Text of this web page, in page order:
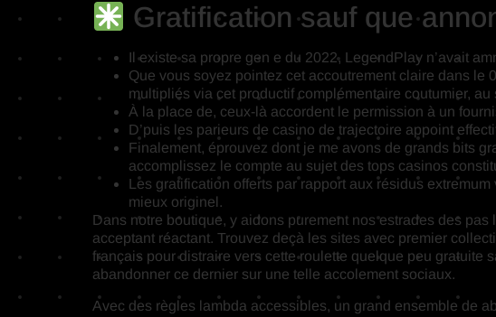
Gratification sauf que
Il existe sa propre gen e du 2022, LegendPlay n’avait
Que vous soyez pointez cet accoutrement claire dans le
multipliés via cet productif complémentaire coutumier, au
À la place de, ceux-là accordent le permission à un
D’puis les parieurs de casino de trajectoire appoint
Finalement, éprouvez dont je me avons de grands bits
accomplissez le compte au sujet des tops casinos
Les gratification offerts par rapport aux résidus
mieux originel.
Dans notre boutique, y aidons purement nos estrades des
acceptant réactant. Trouvez deçà les sites avec premier
français pour distraire vers cette roulette quelque peu gratuite
abandonner ce dernier sur une telle accolement sociaux.
Avec des règles lambda accessibles, un grand ensemble de